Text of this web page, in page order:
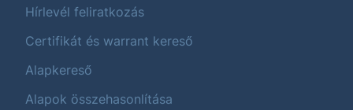
Hírlevél feliratkozás
Certifikát és warrant kereső
Alapkereső
Alapok összehasonlítása